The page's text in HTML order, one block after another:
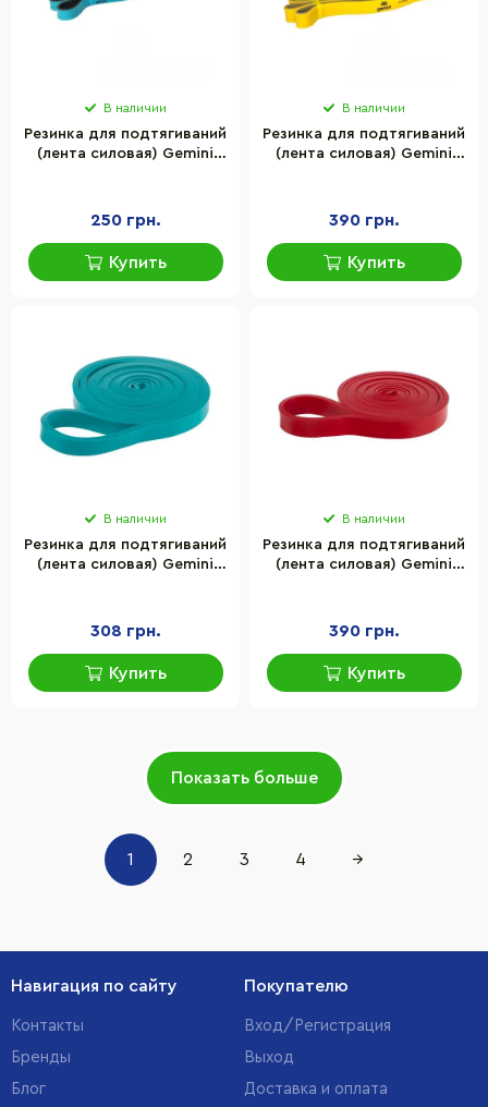
В наличии
Резинка для подтягиваний
(лента силовая) Gemini
250 грн.
Купить
В наличии
Резинка для подтягиваний
(лента силовая) Gemini
390 грн.
Купить
В наличии
Резинка для подтягиваний
(лента силовая) Gemini
308 грн.
Купить
В наличии
Резинка для подтягиваний
(лента силовая) Gemini
390 грн.
Купить
Показать больше
1 2 3 4 →
Навигация по сайту
Контакты
Бренды
Блог
Покупателю
Вход/Регистрация
Выход
Доставка и оплата